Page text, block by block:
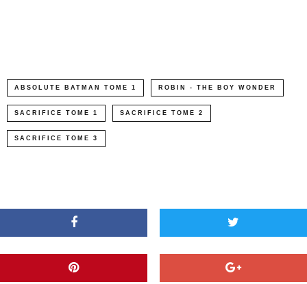
ABSOLUTE BATMAN TOME 1 ROBIN - THE BOY WONDER
SACRIFICE TOME 1 SACRIFICE TOME 2
SACRIFICE TOME 3